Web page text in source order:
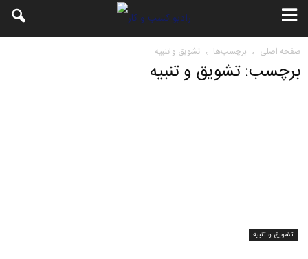
صفحه اصلی برچسب‌ها تشویق و تنبیه
برچسب: تشویق و تنبیه
تشویق و تنبیه